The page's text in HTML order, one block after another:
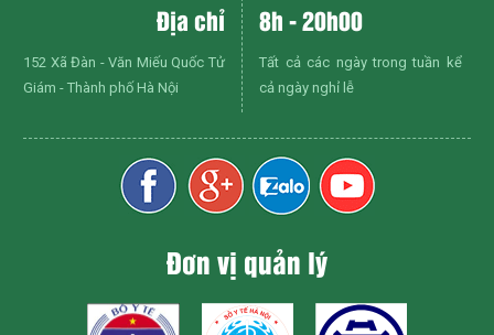
Địa chỉ
152 Xã Đàn - Văn Miếu Quốc Tử
Giám - Thành phố Hà Nội
8h - 20h00
Tất cả các ngày trong tuần kể
cả ngày nghỉ lễ
Đơn vị quản lý